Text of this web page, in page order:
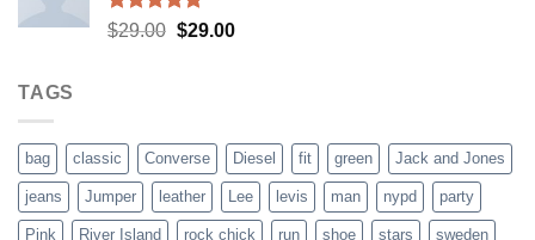
Rated5.00
$29.00 Original
$29.00Current
TAGS
bag classic Converse Diesel fit green Jack and Jones
jeans Jumper leather Lee levis man nypd party
Pink River Island rock chick run shoe stars sweden